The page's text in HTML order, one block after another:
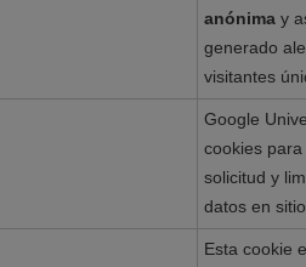
anónima y
generado
visitantes
Google
cookies
solicitud y
datos en
Esta cookie